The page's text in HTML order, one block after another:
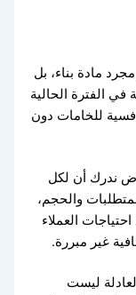
مادة بناء، بل
الفترة الحالية
للخامات دون
ندرك أن لكل
والحجم،
العملاء
غير مبررة.
ليست